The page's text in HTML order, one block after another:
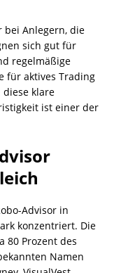
bei Anlegern, die
sich gut für
regelmäßige
für aktives Trading
diese klare
ist einer der
Advisor in
konzentriert. Die
80 Prozent des
Namen